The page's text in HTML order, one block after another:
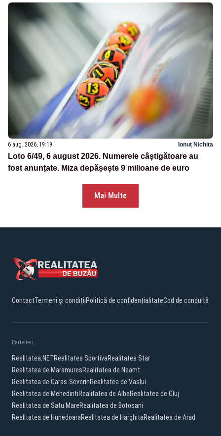
6 aug. 2026, 19:19 Ionuț Nichita
Loto 6/49, 6 august 2026. Numerele câștigătoare au
fost anunțate. Miza depășește 9 milioane de euro
Mai Multe
ContactTermeni și condițiiPolitică de confidențialitateCod de conduită
Parteneri:
Realitatea.NETRealitatea SportivaRealitatea Star
Realitatea de MaramuresRealitatea de Neamt
Realitatea de Caras-SeverinRealitatea de Vaslui
Realitatea de MehedintiRealitatea de AlbaRealitatea de Cluj
Realitatea de Satu MareRealitatea de Botosani
Realitatea de HunedoaraRealitatea de HarghitaRealitatea de Arad